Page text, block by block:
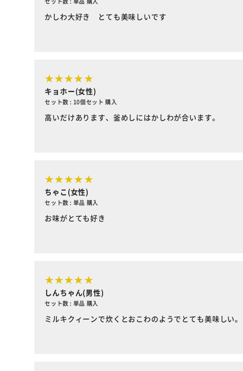
かしわ大好き とても美味しいです
キョホー(女性)
セット数 : 10個セット 購入
高いだけあります、釜めしにはかしわが合います。
ちゃこ(女性)
セット数 : 単品 購入
お味がとても好き
しんちゃん(男性)
セット数 : 単品 購入
ミルキクィーンで炊くとおこわのようでとても美味しい。